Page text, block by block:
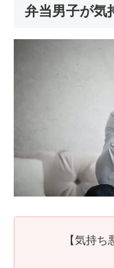
弁当男子が気
【気持ち